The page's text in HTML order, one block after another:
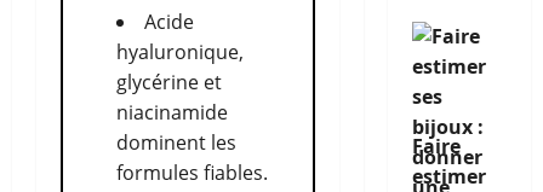
Acide
hyaluronique,
glycérine et
niacinamide
dominent les
formules fiables.
Faire
estimer